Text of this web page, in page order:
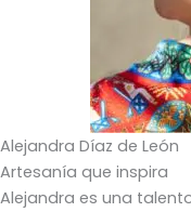
Alejandra Díaz de León
Artesanía que inspira
Alejandra es una